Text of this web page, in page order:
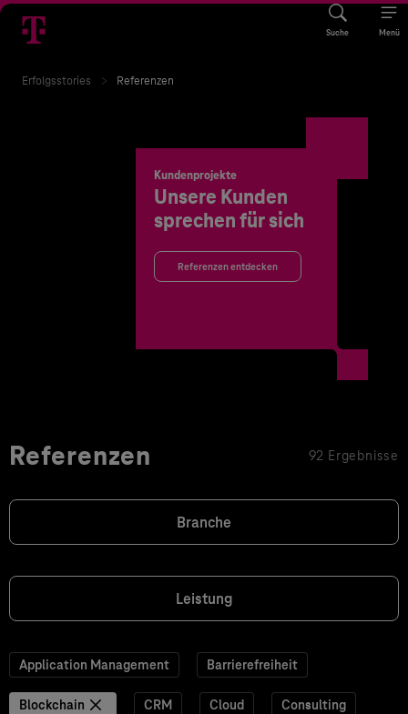
Suche Menü
Erfolgsstories Referenzen
Kundenprojekte
Unsere Kunden
sprechen für sich
Referenzen entdecken
Referenzen 92 Ergebnisse
Branche
Leistung
Application Management Barrierefreiheit
Blockchain CRM Cloud Consulting